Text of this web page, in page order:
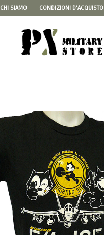
CHI SIAMO CONDIZIONI D'ACQUISTO